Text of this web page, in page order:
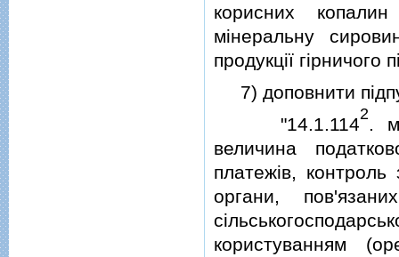
корисних
мiнеральну
продукцiї гiрничого
7) доповнити
"14.1.1142.
величина
платежiв,
органи,
користуванням